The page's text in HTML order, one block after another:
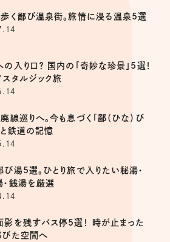
歩く鄙び温泉街。旅情に浸る温泉5選
入り口？ 国内の「奇妙な珍景」5選！
タルジック旅
線巡りへ。今も息づく「鄙（ひな）び
と鉄道の記憶
湯5選。ひとり旅で入りたい秘湯・
・銭湯を厳選
影を残すバス停5選！ 時が止まった
びた空間へ